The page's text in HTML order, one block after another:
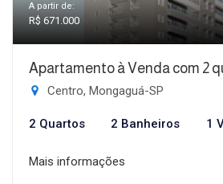
A partir de:
R$ 671.000
Apartamento à Venda com 2
Centro, Mongaguá-SP
2 Quartos 2 Banheiros 1
Mais informações